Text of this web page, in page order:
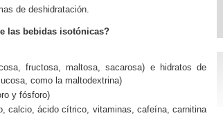
de deshidratación.
las bebidas isotónicas?
fructosa, maltosa, sacarosa) e hidratos de
como la maltodextrina)
y fósforo)
calcio, ácido cítrico, vitaminas, cafeína, carnitina